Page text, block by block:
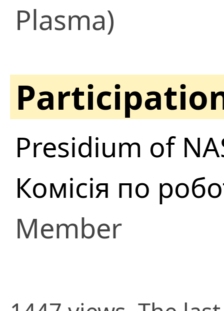
Plasma)
Presidium of
Комісія по
Member